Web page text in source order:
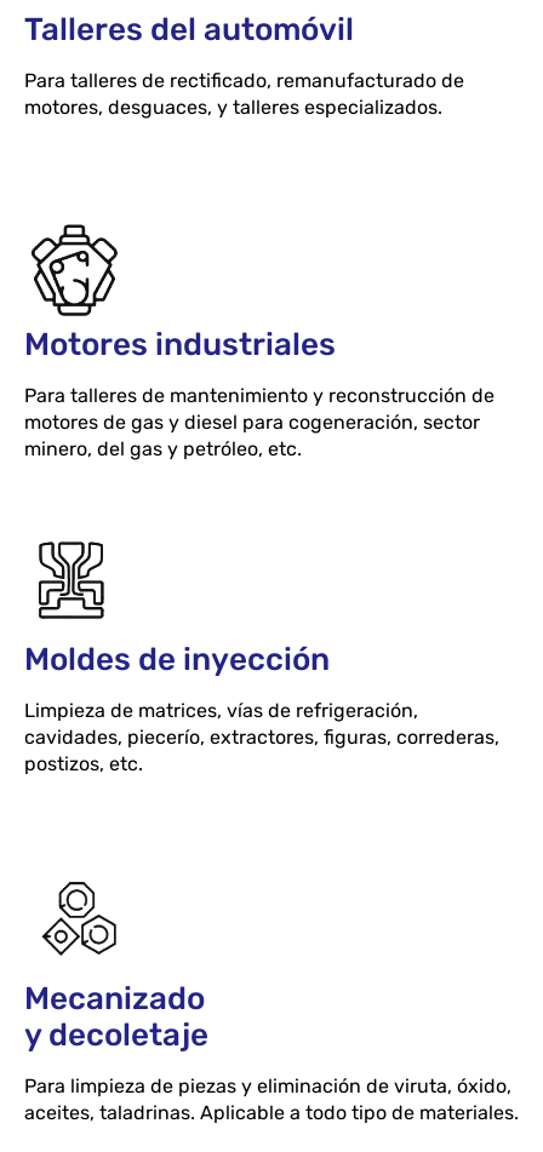
Talleres del automóvil
Para talleres de rectificado, remanufacturado de
motores, desguaces, y talleres especializados.
Motores industriales
Para talleres de mantenimiento y reconstrucción de
motores de gas y diesel para cogeneración, sector
minero, del gas y petróleo, etc.
Moldes de inyección
Limpieza de matrices, vías de refrigeración,
cavidades, piecerío, extractores, figuras, correderas,
postizos, etc.
Mecanizado
y decoletaje
Para limpieza de piezas y eliminación de viruta, óxido,
aceites, taladrinas. Aplicable a todo tipo de materiales.